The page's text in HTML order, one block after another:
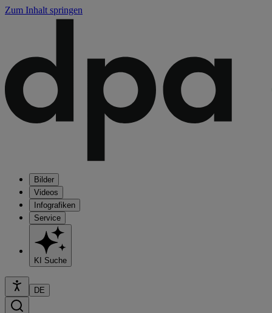
Zum Inhalt springen
Bilder
Videos
Infografiken
Service
KI Suche
DE